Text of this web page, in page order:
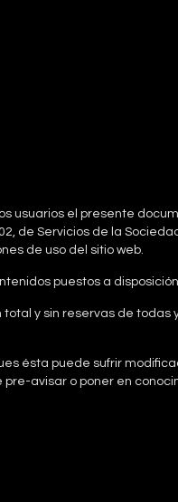
usuarios el presente
de Servicios de la
de uso del sitio web.
puestos a
y sin reservas de todas
ésta puede sufrir
avisar o poner en